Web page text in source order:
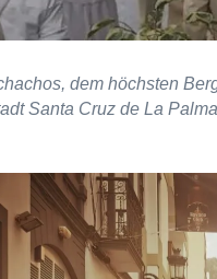
dem höchsten
Santa Cruz de La